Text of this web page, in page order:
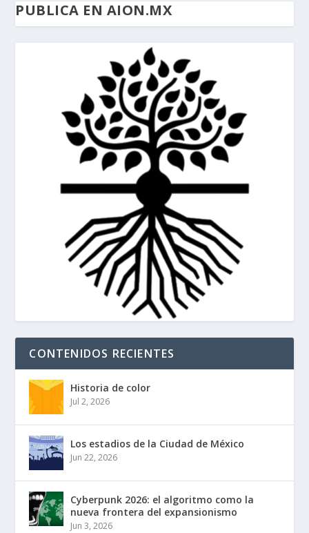
PUBLICA EN AION.MX
CONTENIDOS RECIENTES
Historia de color
Jul 2, 2026
Los estadios de la Ciudad de México
Jun 22, 2026
Cyberpunk 2026: el algoritmo como la
nueva frontera del expansionismo
Jun 3, 2026